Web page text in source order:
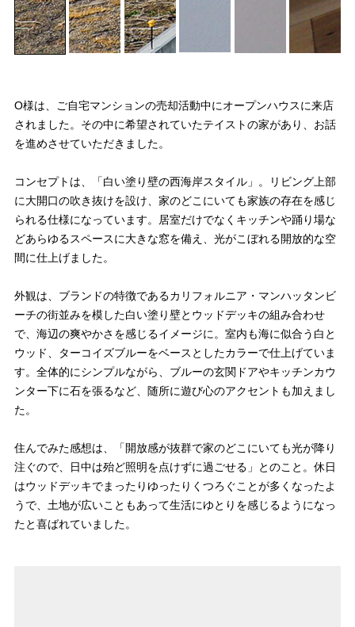
O様は、ご自宅マンションの売却活動中にオープンハウスに来店
されました。その中に希望されていたテイストの家があり、お話
を進めさせていただきました。
コンセプトは、「白い塗り壁の西海岸スタイル」。リビング上部
に大開口の吹き抜けを設け、家のどこにいても家族の存在を感じ
られる仕様になっています。居室だけでなくキッチンや踊り場な
どあらゆるスペースに大きな窓を備え、光がこぼれる開放的な空
間に仕上げました。
外観は、ブランドの特徴であるカリフォルニア・マンハッタンビ
ーチの街並みを模した白い塗り壁とウッドデッキの組み合わせ
で、海辺の爽やかさを感じるイメージに。室内も海に似合う白と
ウッド、ターコイズブルーをベースとしたカラーで仕上げていま
す。全体的にシンプルながら、ブルーの玄関ドアやキッチンカウ
ンター下に石を張るなど、随所に遊び心のアクセントも加えまし
た。
住んでみた感想は、「開放感が抜群で家のどこにいても光が降り
注ぐので、日中は殆ど照明を点けずに過ごせる」とのこと。休日
はウッドデッキでまったりゆったりくつろぐことが多くなったよ
うで、土地が広いこともあって生活にゆとりを感じるようになっ
たと喜ばれていました。